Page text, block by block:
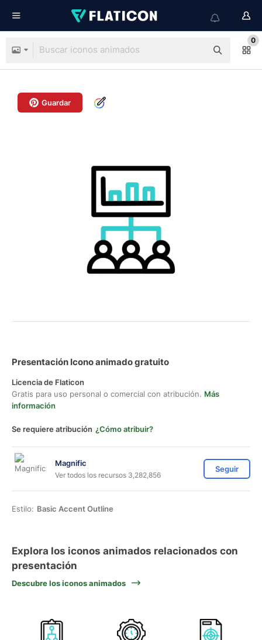
0
Guardar
Presentación Icono animado gratuito
Licencia de Flaticon
Gratis para uso personal o comercial con atribución. Más
información
Se requiere atribución ¿Cómo atribuir?
Magnific
Ver todos los recursos 3,282,856
Seguir
Estilo: Basic Accent Outline
Explora los iconos animados relacionados con
presentación
Descubre los iconos animados